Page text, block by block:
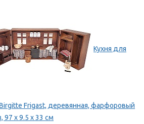
Кухня для
Frigast, деревянная, фарфоровый
97 x 9.5 x 33 см